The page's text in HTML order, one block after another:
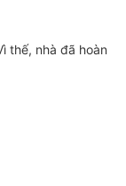
thế, nhà đã hoàn